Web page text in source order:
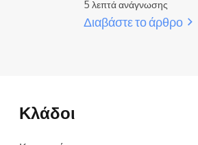
5 λεπτά ανάγνωσης
Διαβάστε το άρθρο
Κλάδοι